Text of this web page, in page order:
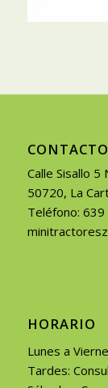
CONTACTO
Calle Sisallo 5
50720, La
Teléfono:
HORARIO
Lunes a
Tardes: